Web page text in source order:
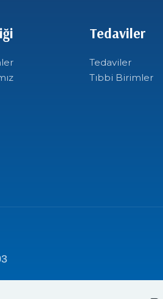
Tedaviler
Tedaviler
Tıbbi Birimler